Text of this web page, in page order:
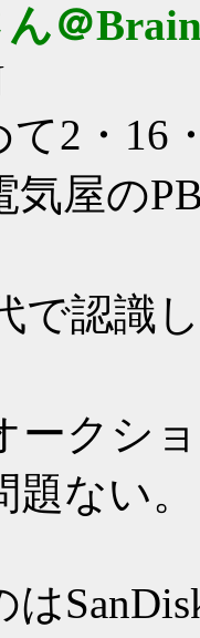
＠
2・16
気屋の
で認識
ークシ
ない。